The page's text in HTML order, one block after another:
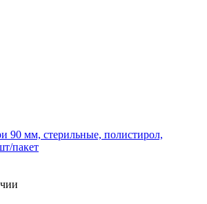
90 мм, стерильные, полистирол,
пакет